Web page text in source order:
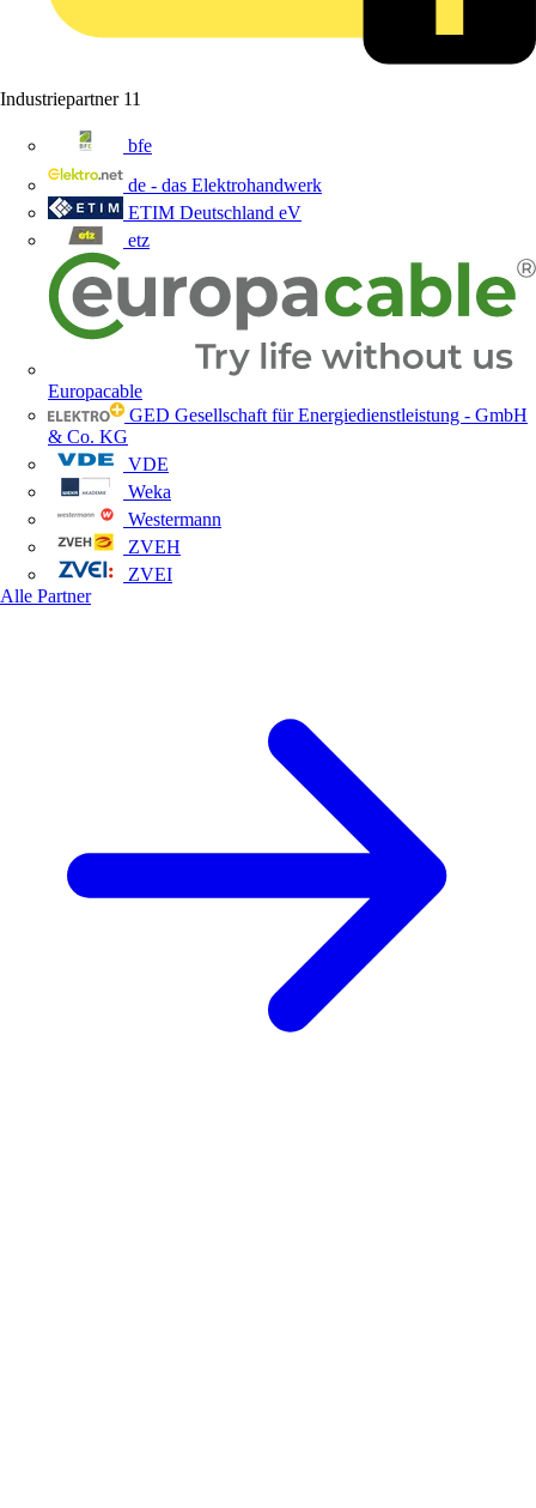
Industriepartner 11
bfe
de - das Elektrohandwerk
ETIM Deutschland eV
etz
Europacable
GED Gesellschaft für Energiedienstleistung - GmbH
& Co. KG
VDE
Weka
Westermann
ZVEH
ZVEI
Alle Partner